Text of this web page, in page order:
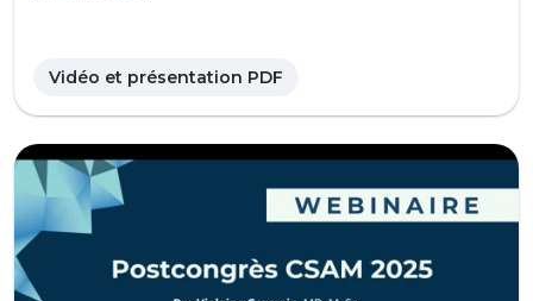
Vidéo et présentation PDF